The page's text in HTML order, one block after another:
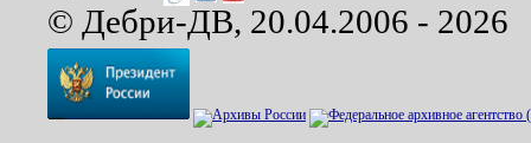
© Дебри-ДВ, 20.04.2006 - 2026